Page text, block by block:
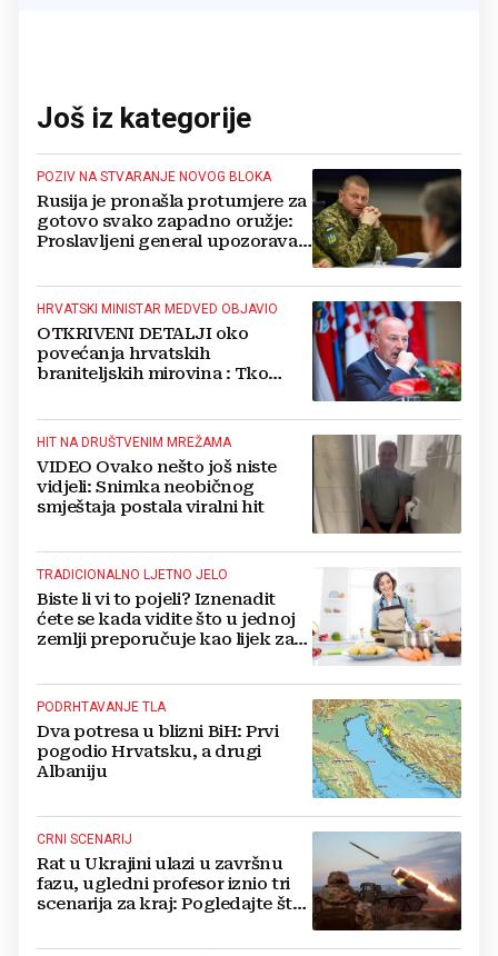
Još iz kategorije
POZIV NA STVARANJE NOVOG BLOKA
Rusija je pronašla protumjere za
gotovo svako zapadno oružje:
Proslavljeni general upozorava
HRVATSKI MINISTAR MEDVED OBJAVIO
OTKRIVENI DETALJI oko
povećanja hrvatskih
braniteljskih mirovina : Tko
HIT NA DRUŠTVENIM MREŽAMA
VIDEO Ovako nešto još niste
vidjeli: Snimka neobičnog
smještaja postala viralni hit
TRADICIONALNO LJETNO JELO
Biste li vi to pojeli? Iznenadit
ćete se kada vidite što u jednoj
zemlji preporučuje kao lijek za
PODRHTAVANJE TLA
Dva potresa u blizni BiH: Prvi
pogodio Hrvatsku, a drugi
Albaniju
CRNI SCENARIJ
Rat u Ukrajini ulazi u završnu
fazu, ugledni profesor iznio tri
scenarija za kraj: Pogledajte što